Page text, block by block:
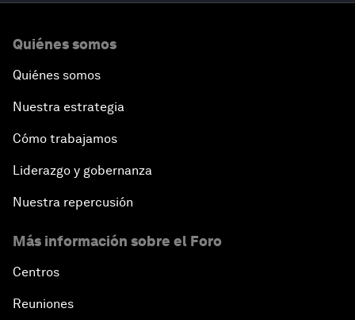
Quiénes somos
Quiénes somos
Nuestra estrategia
Cómo trabajamos
Liderazgo y gobernanza
Nuestra repercusión
Más información sobre el Foro
Centros
Reuniones